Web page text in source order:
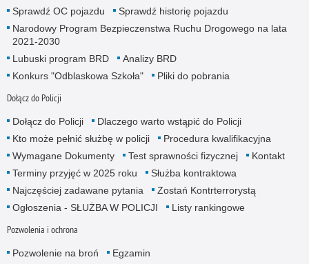
Sprawdź OC pojazdu
Sprawdź historię pojazdu
Narodowy Program Bezpieczenstwa Ruchu Drogowego na lata
2021-2030
Lubuski program BRD
Analizy BRD
Konkurs "Odblaskowa Szkoła"
Pliki do pobrania
Dołącz do Policji
Dołącz do Policji
Dlaczego warto wstąpić do Policji
Kto może pełnić służbę w policji
Procedura kwalifikacyjna
Wymagane Dokumenty
Test sprawności fizycznej
Kontakt
Terminy przyjęć w 2025 roku
Służba kontraktowa
Najczęściej zadawane pytania
Zostań Kontrterrorystą
Ogłoszenia - SŁUŻBA W POLICJI
Listy rankingowe
Pozwolenia i ochrona
Pozwolenie na broń
Egzamin